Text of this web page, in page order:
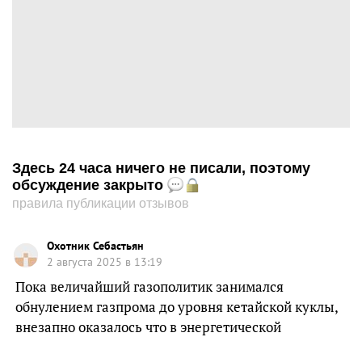
Здесь 24 часа ничего не писали, поэтому
обсуждение закрыто
правила публикации отзывов
Охотник Себастьян
2 августа 2025 в 13:19
Пока величайший газополитик занимался
обнулением газпрома до уровня кетайской куклы,
внезапно оказалось что в энергетической